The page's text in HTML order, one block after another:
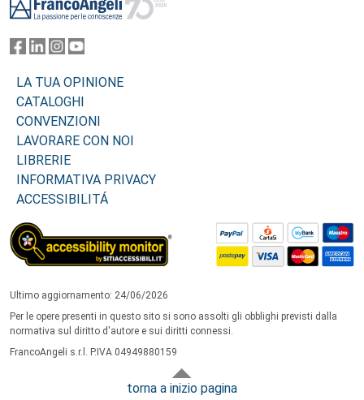
LA TUA OPINIONE
CATALOGHI
CONVENZIONI
LAVORARE CON NOI
LIBRERIE
INFORMATIVA PRIVACY
ACCESSIBILITÁ
Ultimo aggiornamento: 24/06/2026
Per le opere presenti in questo sito si sono assolti gli obblighi previsti dalla
normativa sul diritto d'autore e sui diritti connessi.
FrancoAngeli s.r.l. P.IVA 04949880159
torna a inizio pagina